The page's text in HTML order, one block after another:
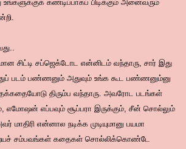
கண்டிப்பாகப் பிடிக்கும் அனைவரும்
சிட்டி சப்ஜெக்டோட என்னிடம் வந்தாரு, சார் இது
படம் பண்ணனும் அதுவும் உங்க கூட பண்ணனும்னு
திரும்ப வந்தாரு. அவரோட படங்கள்
எமோஷன் எப்பவும் சூப்பரா இருக்கும், சீன் சொல்லும்
மாதிரி என்னால நடிக்க முடியுமானு பயமா
சம்பவங்கள் கதைகள் சொல்லிக்கொண்டே